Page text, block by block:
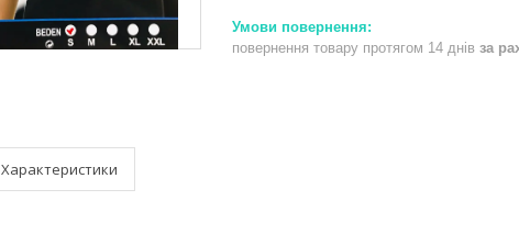
повернення товару протягом 14 днів за
Характеристики